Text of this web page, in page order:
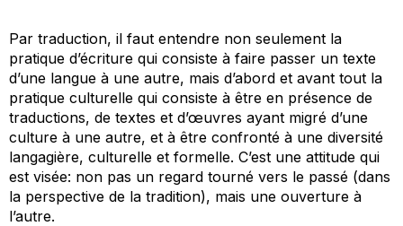
Par traduction, il faut entendre non seulement la
pratique d’écriture qui consiste à faire passer un texte
d’une langue à une autre, mais d’abord et avant tout la
pratique culturelle qui consiste à être en présence de
traductions, de textes et d’œuvres ayant migré d’une
culture à une autre, et à être confronté à une diversité
langagière, culturelle et formelle. C’est une attitude qui
est visée: non pas un regard tourné vers le passé (dans
la perspective de la tradition), mais une ouverture à
l’autre.